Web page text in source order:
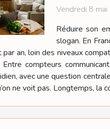
Vendredi 8
Réduire son
slogan. En
an, loin des niveaux
compteurs
avec une question
ne voit pas. Longtemps, la